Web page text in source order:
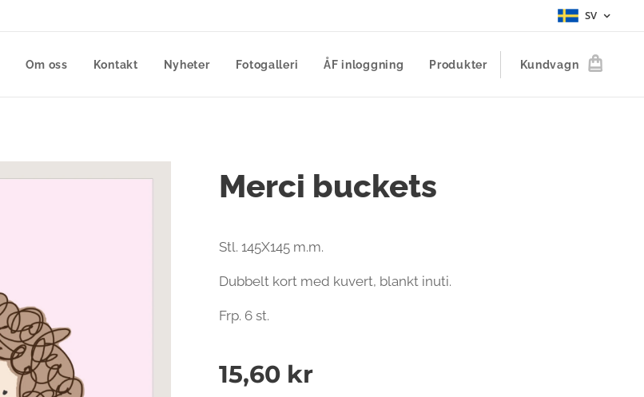
SV
Om oss Kontakt Nyheter Fotogalleri ÅF inloggning Produkter Kundvagn
Merci buckets
Stl. 145X145 m.m.
Dubbelt kort med kuvert, blankt inuti.
Frp. 6 st.
15,60 kr